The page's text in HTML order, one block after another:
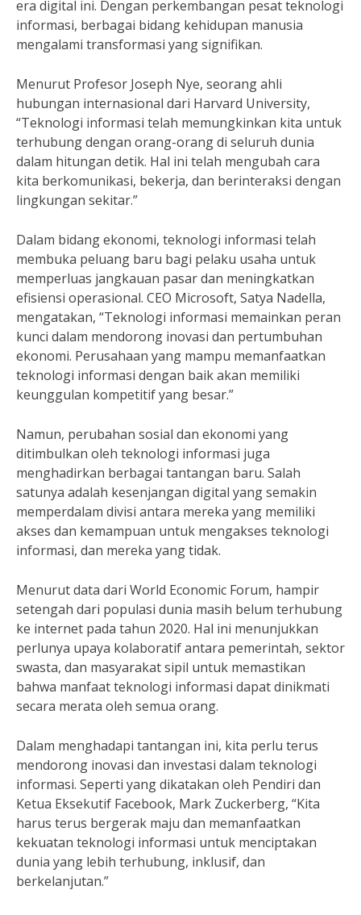
era digital ini. Dengan perkembangan pesat teknologi
informasi, berbagai bidang kehidupan manusia
mengalami transformasi yang signifikan.
Menurut Profesor Joseph Nye, seorang ahli
hubungan internasional dari Harvard University,
“Teknologi informasi telah memungkinkan kita untuk
terhubung dengan orang-orang di seluruh dunia
dalam hitungan detik. Hal ini telah mengubah cara
kita berkomunikasi, bekerja, dan berinteraksi dengan
lingkungan sekitar.”
Dalam bidang ekonomi, teknologi informasi telah
membuka peluang baru bagi pelaku usaha untuk
memperluas jangkauan pasar dan meningkatkan
efisiensi operasional. CEO Microsoft, Satya Nadella,
mengatakan, “Teknologi informasi memainkan peran
kunci dalam mendorong inovasi dan pertumbuhan
ekonomi. Perusahaan yang mampu memanfaatkan
teknologi informasi dengan baik akan memiliki
keunggulan kompetitif yang besar.”
Namun, perubahan sosial dan ekonomi yang
ditimbulkan oleh teknologi informasi juga
menghadirkan berbagai tantangan baru. Salah
satunya adalah kesenjangan digital yang semakin
memperdalam divisi antara mereka yang memiliki
akses dan kemampuan untuk mengakses teknologi
informasi, dan mereka yang tidak.
Menurut data dari World Economic Forum, hampir
setengah dari populasi dunia masih belum terhubung
ke internet pada tahun 2020. Hal ini menunjukkan
perlunya upaya kolaboratif antara pemerintah, sektor
swasta, dan masyarakat sipil untuk memastikan
bahwa manfaat teknologi informasi dapat dinikmati
secara merata oleh semua orang.
Dalam menghadapi tantangan ini, kita perlu terus
mendorong inovasi dan investasi dalam teknologi
informasi. Seperti yang dikatakan oleh Pendiri dan
Ketua Eksekutif Facebook, Mark Zuckerberg, “Kita
harus terus bergerak maju dan memanfaatkan
kekuatan teknologi informasi untuk menciptakan
dunia yang lebih terhubung, inklusif, dan
berkelanjutan.”